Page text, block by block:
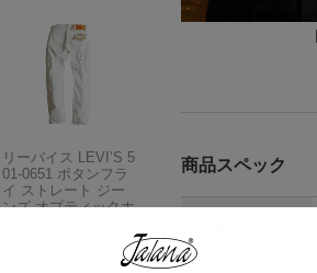
商品スペック
リーバイス LEVI’S 5
01-0651 ボタンフラ
イ ストレート ジー
ンズ オプティックホ